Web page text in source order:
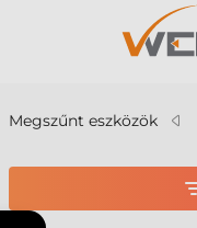
Megszűnt eszközök